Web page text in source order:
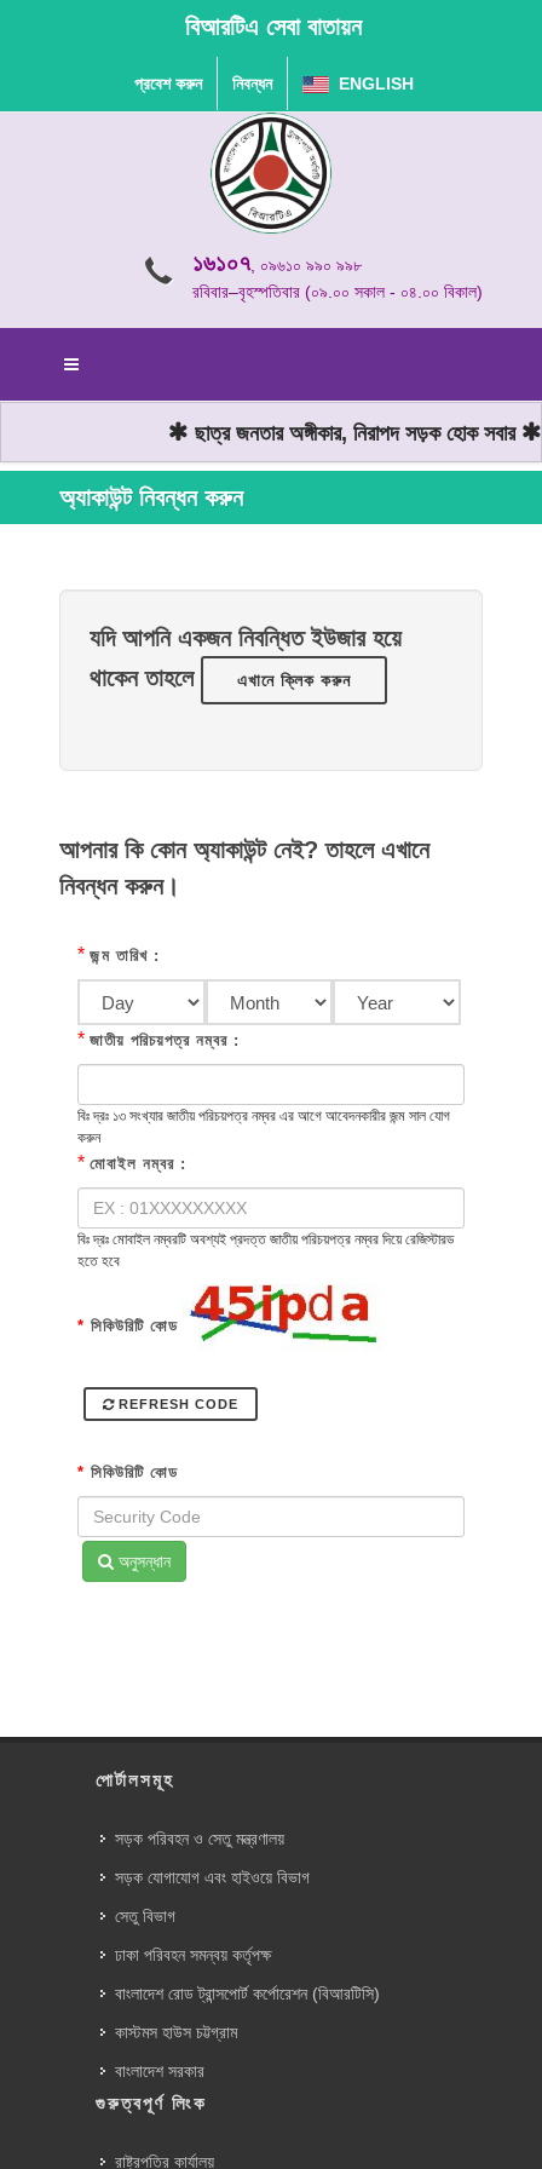
বিআরটিএ সেবা বাতায়ন
প্রবেশ করুন নিবন্ধন ENGLISH
১৬১০৭, ০৯৬১০ ৯৯০ ৯৯৮
রবিবার–বৃহস্পতিবার (০৯.০০ সকাল - ০৪.০০ বিকাল)
ছাত্র জনতার অঙ্গীকার, নিরাপদ সড়ক হোক সবার
অ্যাকাউন্ট নিবন্ধন করুন
যদি আপনি একজন নিবন্ধিত ইউজার হয়ে
থাকেন তাহলে
এখানে ক্লিক করুন
আপনার কি কোন অ্যাকাউন্ট নেই? তাহলে এখানে
নিবন্ধন করুন।
* জন্ম তারিখ :
* জাতীয় পরিচয়পত্র নম্বর :
বিঃ দ্রঃ ১৩ সংখ্যার জাতীয় পরিচয়পত্র নম্বর এর আগে আবেদনকারীর জন্ম সাল যোগ
করুন
* মোবাইল নম্বর :
বিঃ দ্রঃ মোবাইল নম্বরটি অবশ্যই প্রদত্ত জাতীয় পরিচয়পত্র নম্বর দিয়ে রেজিস্টারড
হতে হবে
* সিকিউরিটি কোড
REFRESH CODE
* সিকিউরিটি কোড
অনুসন্ধান
পোর্টালসমূহ
সড়ক পরিবহন ও সেতু মন্ত্রণালয়
সড়ক যোগাযোগ এবং হাইওয়ে বিভাগ
সেতু বিভাগ
ঢাকা পরিবহন সমন্বয় কর্তৃপক্ষ
বাংলাদেশ রোড ট্রান্সপোর্ট কর্পোরেশন (বিআরটিসি)
কাস্টমস হাউস চট্টগ্রাম
বাংলাদেশ সরকার
গুরুত্বপূর্ণ লিংক
রাষ্ট্রপতির কার্যালয়